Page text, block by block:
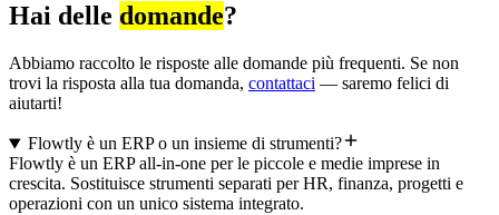
Hai delle domande?
Abbiamo raccolto le risposte alle domande più frequenti. Se non
trovi la risposta alla tua domanda, contattaci — saremo felici di
aiutarti!
Flowtly è un ERP o un insieme di strumenti?
Flowtly è un ERP all-in-one per le piccole e medie imprese in
crescita. Sostituisce strumenti separati per HR, finanza, progetti e
operazioni con un unico sistema integrato.